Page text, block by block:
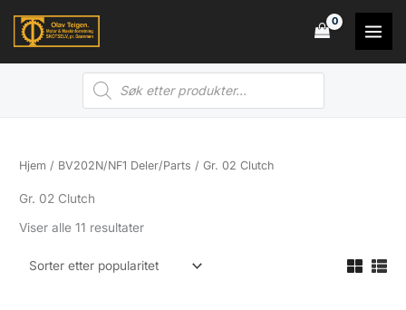
Products
search
Hjem / BV202N/NF1 Deler/Parts / Gr. 02 Clutch
Gr. 02 Clutch
Viser alle 11 resultaterSortert